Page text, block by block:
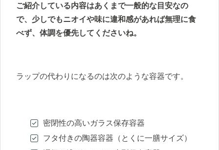
ご紹介している内容はあくまで一般的な目安なの
で、少しでもニオイや味に違和感があれば無理に食
べず、体調を優先してくださいね。
ラップの代わりになるのは次のような容器です。
密閉性の高いガラス保存容器
フタ付きの陶器容器（とくに一膳サイズ）